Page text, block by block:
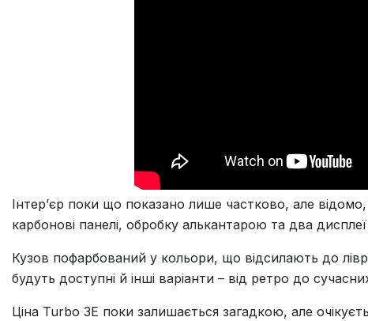
Інтер’єр поки що показано лише частково, але
карбонові панелі, обробку алькантарою та два
Кузов пофарбований у кольори, що відсилають до
будуть доступні й інші варіанти – від ретро до
Ціна Turbo 3E поки залишається загадкою, але